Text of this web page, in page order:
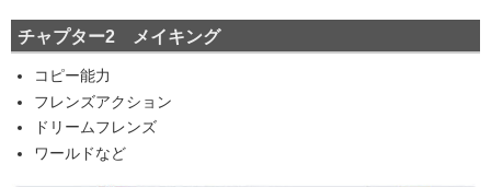
チャプター2 メイキング
コピー能力
フレンズアクション
ドリームフレンズ
ワールドなど